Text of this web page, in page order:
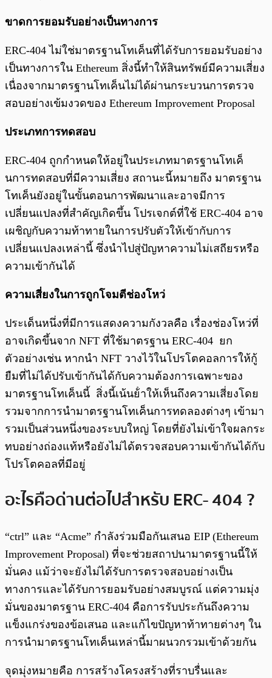
ขาดการยอมรับอย่างเป็นทางการ
ERC-404 ไม่ใช่มาตรฐานโทเค็นที่ได้รับการยอมรับอย่าง
เป็นทางการใน Ethereum สิ่งนี้ทำให้สินทรัพย์มีความเสี่ยง
เนื่องจากมาตรฐานโทเค็นไม่ได้ผ่านกระบวนการตรวจ
สอบอย่างเข้มงวดของ Ethereum Improvement Proposal
ประเภทการทดสอบ
ERC-404 ถูกกำหนดให้อยู่ในประเภทมาตรฐานโทเค็
นการทดสอบที่มีความเสี่ยง สถานะนี้หมายถึง มาตรฐาน
โทเค็นยังอยู่ในขั้นตอนการพัฒนาและอาจมีการ
เปลี่ยนแปลงที่สำคัญเกิดขึ้น โปรเจกต์ที่ใช้ ERC-404 อาจ
เผชิญกับความท้าทายในการปรับตัวให้เข้ากับการ
เปลี่ยนแปลงเหล่านี้ ซึ่งนำไปสู่ปัญหาความไม่เสถียรหรือ
ความเข้ากันได้
ความเสี่ยงในการถูกโจมตีช่องโหว่
ประเด็นหนึ่งที่มีการแสดงความกังวลคือ เรื่องช่องโหว่ที่
อาจเกิดขึ้นจาก NFT ที่ใช้มาตรฐาน ERC-404 ยก
ตัวอย่างเช่น หากนำ NFT วางไว้ในโปรโตคอลการให้กู้
ยืมที่ไม่ได้ปรับเข้ากันได้กับความต้องการเฉพาะของ
มาตรฐานโทเค็นนี้ สิ่งนี้เน้นย้ําให้เห็นถึงความเสี่ยงโดย
รวมจากการนํามาตรฐานโทเค็นการทดลองต่างๆ เข้ามา
รวมเป็นส่วนหนึ่งของระบบใหญ่ โดยที่ยังไม่เข้าใจผลกระ
ทบอย่างถ่องแท้หรือยังไม่ได้ตรวจสอบความเข้ากันได้กับ
โปรโตคอลที่มีอยู่
อะไรคือด่านต่อไปสำหรับ ERC- 404 ?
“ctrl” และ “Acme” กําลังร่วมมือกันเสนอ EIP (Ethereum
Improvement Proposal) ที่จะช่วยสถาปนามาตรฐานนี้ให้
มั่นคง แม้ว่าจะยังไม่ได้รับการตรวจสอบอย่างเป็น
ทางการและได้รับการยอมรับอย่างสมบูรณ์ แต่ความมุ่ง
มั่นของมาตรฐาน ERC-404 คือการรับประกันถึงความ
แข็งแกร่งของข้อเสนอ และแก้ไขปัญหาท้าทายต่างๆ ใน
การนํามาตรฐานโทเค็นเหล่านี้มาผนวกรวมเข้าด้วยกัน
จุดมุ่งหมายคือ การสร้างโครงสร้างที่ราบรื่นและ